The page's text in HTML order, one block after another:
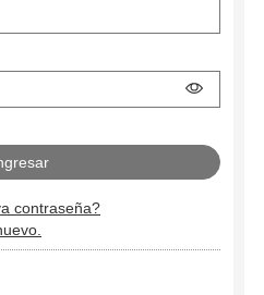
contraseña?